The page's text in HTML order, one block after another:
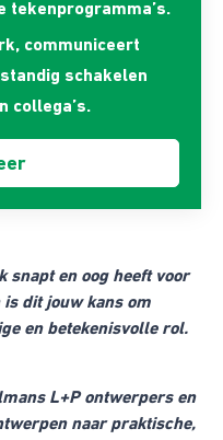
tekenprogramma’s.
communiceert
schakelen
collega’s.
snapt en oog heeft voor
is dit jouw kans om
en betekenisvolle rol.
L+P ontwerpers en
naar praktische,